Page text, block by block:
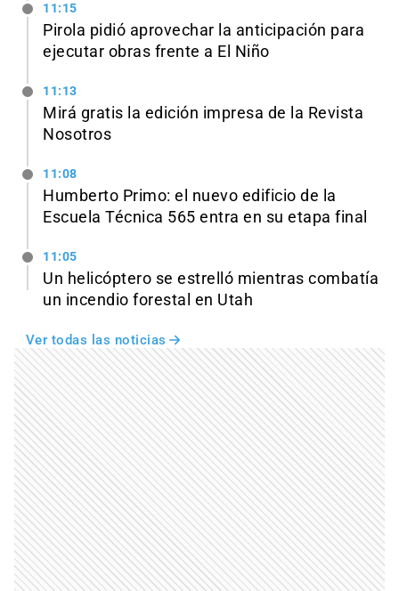
11:15
Pirola pidió aprovechar la anticipación para
ejecutar obras frente a El Niño
11:13
Mirá gratis la edición impresa de la Revista
Nosotros
11:08
Humberto Primo: el nuevo edificio de la
Escuela Técnica 565 entra en su etapa final
11:05
Un helicóptero se estrelló mientras combatía
un incendio forestal en Utah
Ver todas las noticias